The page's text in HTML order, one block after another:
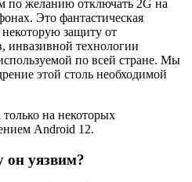
по желанию отключать 2G на
Это фантастическая
защиту от
инвазивной технологии
по всей стране. Мы
этой столь необходимой
на некоторых
Android 12.
он уязвим?